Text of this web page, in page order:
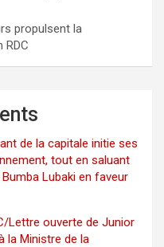
propulsent la
de la capitale initie ses
tout en saluant
Lubaki en faveur
Lettre ouverte de Junior
la Ministre de la